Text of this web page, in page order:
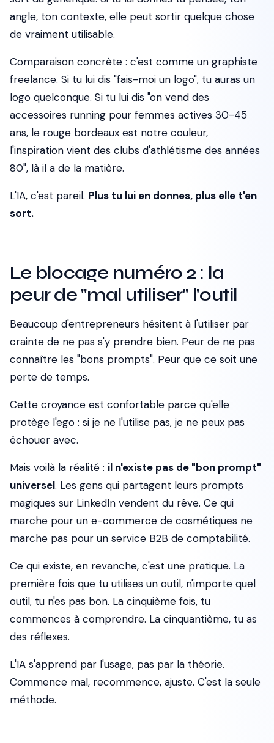
angle, ton contexte, elle peut sortir quelque chose
de vraiment utilisable.
Comparaison concrète : c'est comme un graphiste
freelance. Si tu lui dis "fais-moi un logo", tu auras un
logo quelconque. Si tu lui dis "on vend des
accessoires running pour femmes actives 30-45
ans, le rouge bordeaux est notre couleur,
l'inspiration vient des clubs d'athlétisme des années
80", là il a de la matière.
L'IA, c'est pareil. Plus tu lui en donnes, plus elle t'en
sort.
Le blocage numéro 2 : la
peur de "mal utiliser" l'outil
Beaucoup d'entrepreneurs hésitent à l'utiliser par
crainte de ne pas s'y prendre bien. Peur de ne pas
connaître les "bons prompts". Peur que ce soit une
perte de temps.
Cette croyance est confortable parce qu'elle
protège l'ego : si je ne l'utilise pas, je ne peux pas
échouer avec.
Mais voilà la réalité : il n'existe pas de "bon prompt"
universel. Les gens qui partagent leurs prompts
magiques sur LinkedIn vendent du rêve. Ce qui
marche pour un e-commerce de cosmétiques ne
marche pas pour un service B2B de comptabilité.
Ce qui existe, en revanche, c'est une pratique. La
première fois que tu utilises un outil, n'importe quel
outil, tu n'es pas bon. La cinquième fois, tu
commences à comprendre. La cinquantième, tu as
des réflexes.
L'IA s'apprend par l'usage, pas par la théorie.
Commence mal, recommence, ajuste. C'est la seule
méthode.